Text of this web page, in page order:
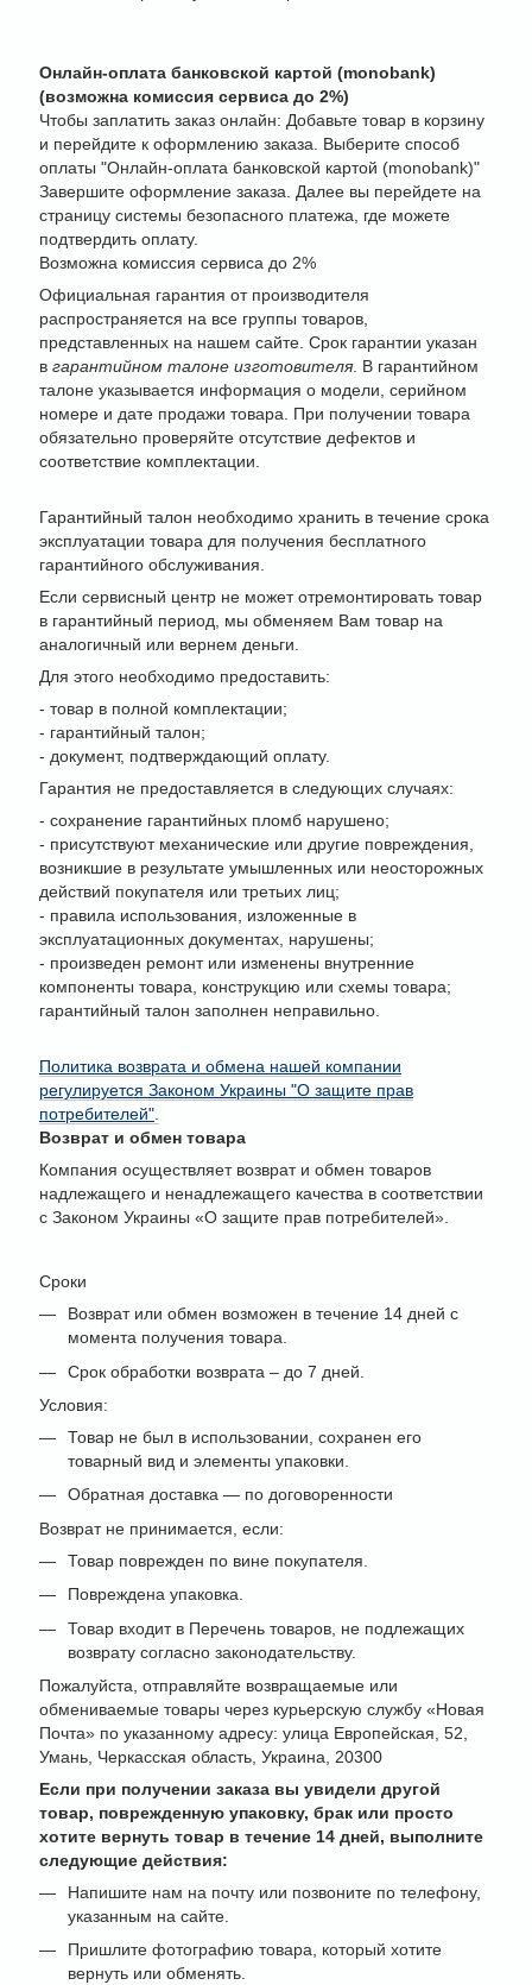
Онлайн-оплата банковской картой (monobank)
(возможна комиссия сервиса до 2%)
Чтобы заплатить заказ онлайн: Добавьте товар в корзину
и перейдите к оформлению заказа. Выберите способ
оплаты "Онлайн-оплата банковской картой (monobank)"
Завершите оформление заказа. Далее вы перейдете на
страницу системы безопасного платежа, где можете
подтвердить оплату.
Возможна комиссия сервиса до 2%
Официальная гарантия от производителя
распространяется на все группы товаров,
представленных на нашем сайте. Срок гарантии указан
в гарантийном талоне изготовителя. В гарантийном
талоне указывается информация о модели, серийном
номере и дате продажи товара. При получении товара
обязательно проверяйте отсутствие дефектов и
соответствие комплектации.
Гарантийный талон необходимо хранить в течение срока
эксплуатации товара для получения бесплатного
гарантийного обслуживания.
Если сервисный центр не может отремонтировать товар
в гарантийный период, мы обменяем Вам товар на
аналогичный или вернем деньги.
Для этого необходимо предоставить:
- товар в полной комплектации;
- гарантийный талон;
- документ, подтверждающий оплату.
Гарантия не предоставляется в следующих случаях:
- сохранение гарантийных пломб нарушено;
- присутствуют механические или другие повреждения,
возникшие в результате умышленных или неосторожных
действий покупателя или третьих лиц;
- правила использования, изложенные в
эксплуатационных документах, нарушены;
- произведен ремонт или изменены внутренние
компоненты товара, конструкцию или схемы товара;
гарантийный талон заполнен неправильно.
Политика возврата и обмена нашей компании
регулируется Законом Украины "О защите прав
потребителей".
Возврат и обмен товара
Компания осуществляет возврат и обмен товаров
надлежащего и ненадлежащего качества в соответствии
с Законом Украины «О защите прав потребителей».
Сроки
Возврат или обмен возможен в течение 14 дней с
момента получения товара.
Срок обработки возврата – до 7 дней.
Условия:
Товар не был в использовании, сохранен его
товарный вид и элементы упаковки.
Обратная доставка — по договоренности
Возврат не принимается, если:
Товар поврежден по вине покупателя.
Повреждена упаковка.
Товар входит в Перечень товаров, не подлежащих
возврату согласно законодательству.
Пожалуйста, отправляйте возвращаемые или
обмениваемые товары через курьерскую службу «Новая
Почта» по указанному адресу: улица Европейская, 52,
Умань, Черкасская область, Украина, 20300
Если при получении заказа вы увидели другой
товар, поврежденную упаковку, брак или просто
хотите вернуть товар в течение 14 дней, выполните
следующие действия:
Напишите нам на почту или позвоните по телефону,
указанным на сайте.
Пришлите фотографию товара, который хотите
вернуть или обменять.